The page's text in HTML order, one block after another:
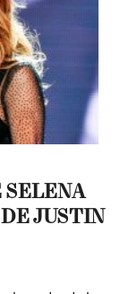
JUSTIN